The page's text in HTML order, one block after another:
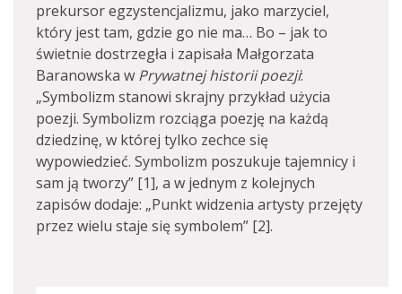
prekursor egzystencjalizmu, jako marzyciel,
który jest tam, gdzie go nie ma… Bo – jak to
świetnie dostrzegła i zapisała Małgorzata
Baranowska w Prywatnej historii poezji:
„Symbolizm stanowi skrajny przykład użycia
poezji. Symbolizm rozciąga poezję na każdą
dziedzinę, w której tylko zechce się
wypowiedzieć. Symbolizm poszukuje tajemnicy i
sam ją tworzy” [1], a w jednym z kolejnych
zapisów dodaje: „Punkt widzenia artysty przejęty
przez wielu staje się symbolem” [2].